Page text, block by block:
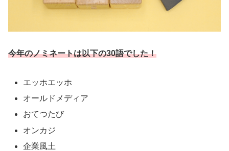
今年のノミネートは以下の30語でした！
エッホエッホ
オールドメディア
おてつたび
オンカジ
企業風土